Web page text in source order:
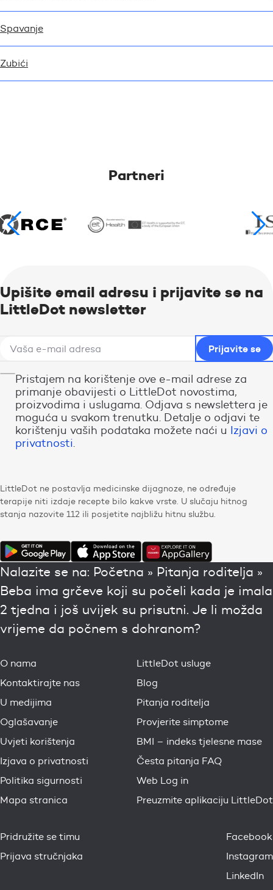
Spavanje
Zubići
Partneri
Upišite email adresu i prijavite se na
LittleDot newsletter
Pristajem na korištenje ove e-mail adrese za
primanje obavijesti o LittleDot novostima,
proizvodima i uslugama. Odjava s newslettera je
moguća u svakom trenutku. Detalje o odjavi te
korištenju vaših podataka možete naći u Izjavi o
privatnosti.
LittleDot ne postavlja medicinske dijagnoze, ne određuje
terapije niti izdaje recepte bilo kakve vrste. U slučaju hitnog
stanja nazovite 112 ili posjetite najbližu hitnu službu.
Nalazite se na: Početna » Pitanja roditelja »
Beba ima grčeve koji su počeli kada je imala
2 tjedna i još uvijek su prisutni. Je li možda
vrijeme da počnem s dohranom?
O nama
Kontaktirajte nas
U medijima
Oglašavanje
Uvjeti korištenja
Izjava o privatnosti
Politika sigurnosti
Mapa stranica
LittleDot usluge
Blog
Pitanja roditelja
Provjerite simptome
BMI – indeks tjelesne mase
Česta pitanja FAQ
Web Log in
Preuzmite aplikaciju LittleDot
Pridružite se timu
Prijava stručnjaka
Facebook
Instagram
LinkedIn